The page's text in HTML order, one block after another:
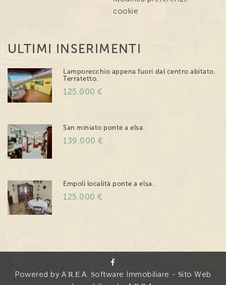
cookie
ULTIMI INSERIMENTI
Lamporecchio appena fuori dal centro abitato.
Terratetto.
125.000 €
San miniato ponte a elsa.
139.000 €
Empoli località ponte a elsa.
125.000 €
Powered by A.R.E.A. Software Immobiliare - Sito Web